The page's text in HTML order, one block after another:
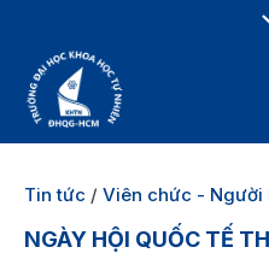
Tin tức / Viên chức - Người
NGÀY HỘI QUỐC TẾ